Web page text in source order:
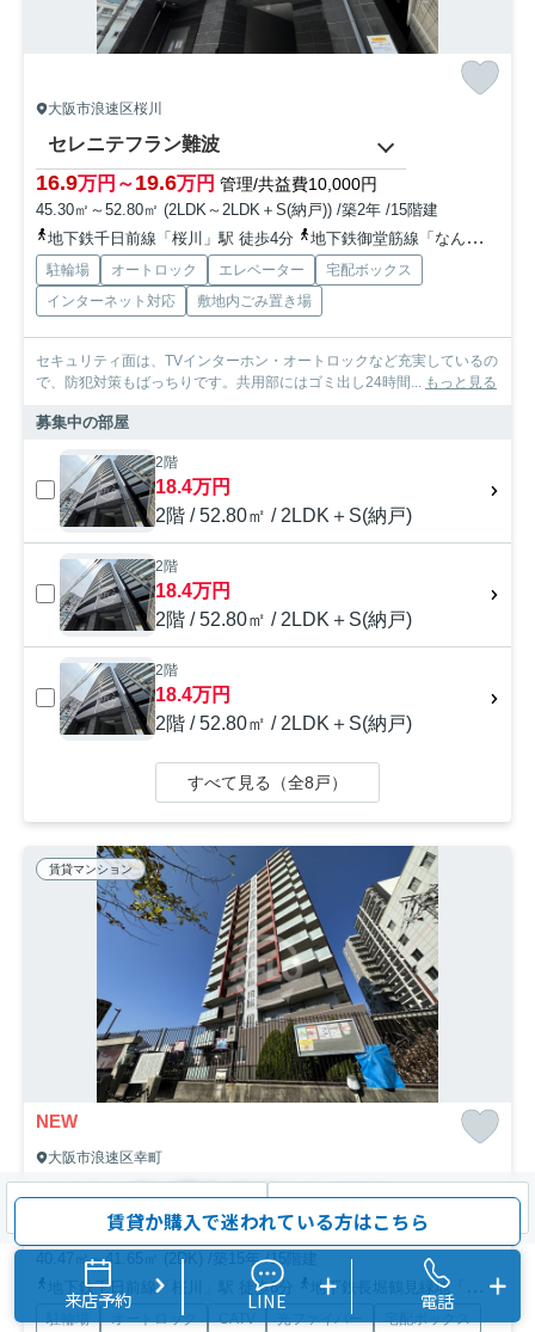
大阪市浪速区桜川
セレニテフラン難波
16.9万円～19.6万円 管理/共益費10,000円
45.30㎡～52.80㎡ (2LDK～2LDK＋S(納戸)) /築2年 /15階建
地下鉄千日前線「桜川」駅 徒歩4分
地下鉄御堂筋線「なんば」駅 徒歩4分
駐輪場 オートロック エレベーター
宅配ボックス
インターネット対応
敷地内ごみ置き場
セキュリティ面は、TVインターホン・オートロックなど充実しているの
で、防犯対策もばっちりです。共用部にはゴミ出し24時間... もっと見る
募集中の部屋
2階
18.4万円
2階 / 52.80㎡ / 2LDK＋S(納戸)
2階
18.4万円
2階 / 52.80㎡ / 2LDK＋S(納戸)
2階
18.4万円
2階 / 52.80㎡ / 2LDK＋S(納戸)
すべて見る（全8戸）
賃貸マンション
NEW
大阪市浪速区幸町
エステムプラザ難波WESTリバークロス
万円～13万円管理/共益費10,000円～14,690円
40.47㎡～41.65㎡ (2DK) /築15年 /15階建
地下鉄千日前線「桜川」駅 徒歩6分
地下鉄長堀鶴見緑地「大正」駅 徒歩4分
駐輪場 オートロック CATV 光ファイバー 宅配ボックス
検索条件を変更 まとめてお問い合わせ
賃貸か購入で迷われている方はこちら
来店予約 LINE 電話